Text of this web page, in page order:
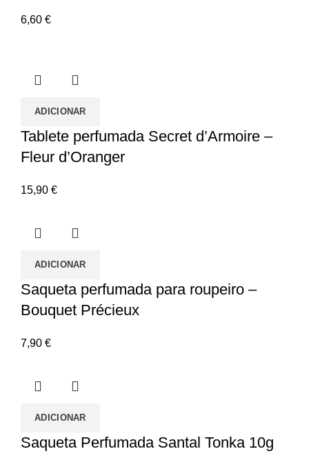
6,60 €
ADICIONAR
Tablete perfumada Secret d’Armoire –
Fleur d’Oranger
15,90 €
ADICIONAR
Saqueta perfumada para roupeiro –
Bouquet Précieux
7,90 €
ADICIONAR
Saqueta Perfumada Santal Tonka 10g